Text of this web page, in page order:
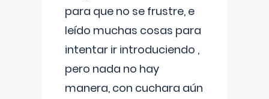
para que no se frustre, e
leído muchas cosas para
intentar ir introduciendo ,
pero nada no hay
manera, con cuchara aún